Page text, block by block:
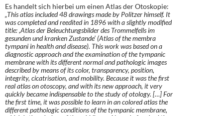
Es handelt sich hierbei um einen Atlas der Otoskopie:
„This atlas included 48 drawings made by Politzer himself. It
was completed and reedited in 1896 with a slightly modified
title: ,Atlas der Beleuchtungsbilder des Trommelfells im
gesunden und kranken Zustande’ (Atlas of the membra
tympani in health and disease). This work was based on a
diagnostic approach and the examination of the tympanic
membrane with its different normal and pathologic images
described by means of its color, transparency, position,
integrity, cicatrisation, and mobility. Because it was the first
real atlas on otoscopy, and with its new approach, it very
quickly became indispensable to the study of otology. […] For
the first time, it was possible to learn in an colored atlas the
different pathologic conditions of the tympanic membrane,